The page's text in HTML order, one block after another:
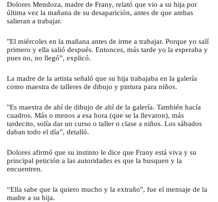
Dolores Mendoza, madre de Frany, relató que vio a su hija por
última vez la mañana de su desaparición, antes de que ambas
salieran a trabajar.
"El miércoles en la mañana antes de irme a trabajar. Porque yo salí
primero y ella salió después. Entonces, más tarde yo la esperaba y
pues no, no llegó”, explicó.
La madre de la artista señaló que su hija trabajaba en la galería
como maestra de talleres de dibujo y pintura para niños.
"Es maestra de ahí de dibujo de ahí de la galería. También hacía
cuadros. Más o menos a esa hora (que se la llevaron), más
tardecito, solía dar un curso o taller o clase a niños. Los sábados
daban todo el día”, detalló.
Dolores afirmó que su instinto le dice que Frany está viva y su
principal petición a las autoridades es que la busquen y la
encuentren.
“Ella sabe que la quiero mucho y la extraño", fue el mensaje de la
madre a su hija.